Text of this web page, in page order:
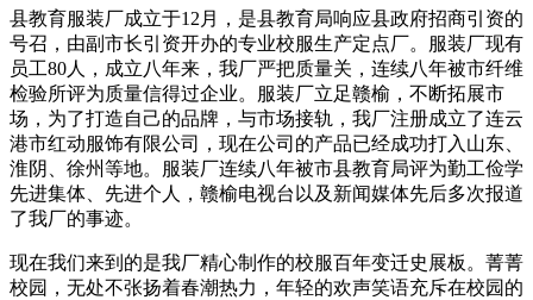
县教育服装厂成立于12月，是县教育局响应县政府招商引资的
号召，由副市长引资开办的专业校服生产定点厂。服装厂现有
员工80人，成立八年来，我厂严把质量关，连续八年被市纤维
检验所评为质量信得过企业。服装厂立足赣榆，不断拓展市
场，为了打造自己的品牌，与市场接轨，我厂注册成立了连云
港市红动服饰有限公司，现在公司的产品已经成功打入山东、
淮阴、徐州等地。服装厂连续八年被市县教育局评为勤工俭学
先进集体、先进个人，赣榆电视台以及新闻媒体先后多次报道
了我厂的事迹。
现在我们来到的是我厂精心制作的校服百年变迁史展板。菁菁
校园，无处不张扬着春潮热力，年轻的欢声笑语充斥在校园的